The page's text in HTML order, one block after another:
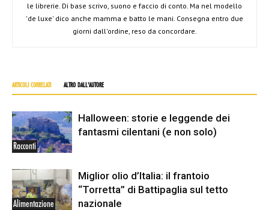
le librerie. Di base scrivo, suono e faccio di conto. Ma nel modello
'de luxe' dico anche mamma e batto le mani. Consegna entro due
giorni dall'ordine, reso da concordare.
ARTICOLI CORRELATI ALTRO DALL'AUTORE
Racconti
Halloween: storie e leggende dei
fantasmi cilentani (e non solo)
Alimentazione
Miglior olio d’Italia: il frantoio
“Torretta” di Battipaglia sul tetto
nazionale